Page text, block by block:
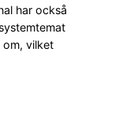
har också
om, vilket